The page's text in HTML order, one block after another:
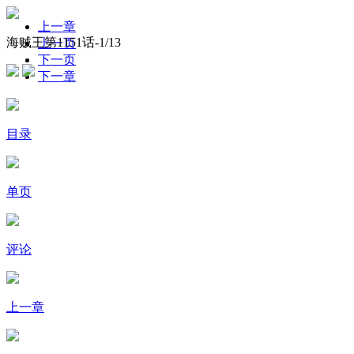
海贼王第1151话-1/13
上一章
上一页
下一页
下一章
目录
单页
评论
上一章